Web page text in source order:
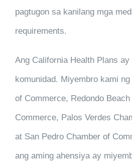
pagtugon sa kanilang mga
requirements.
Ang California Health Plans
komunidad. Miyembro kami
of Commerce, Redondo
Commerce, Palos Verdes
at San Pedro Chamber of
ang aming ahensiya ay